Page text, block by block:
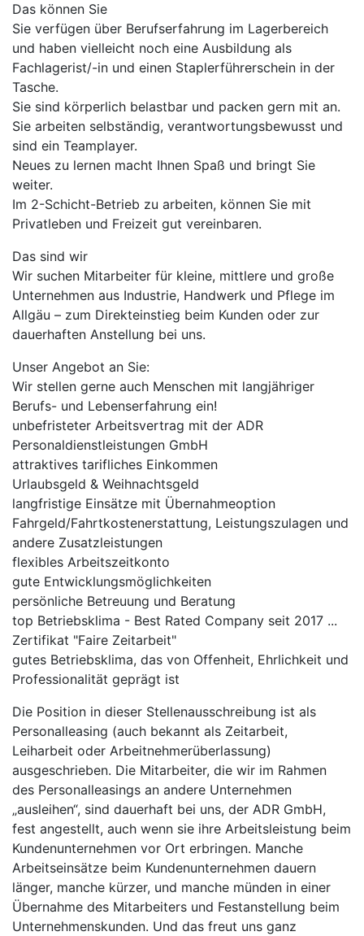
Das können Sie
Sie verfügen über Berufserfahrung im Lagerbereich
und haben vielleicht noch eine Ausbildung als
Fachlagerist/-in und einen Staplerführerschein in der
Tasche.
Sie sind körperlich belastbar und packen gern mit an.
Sie arbeiten selbständig, verantwortungsbewusst und
sind ein Teamplayer.
Neues zu lernen macht Ihnen Spaß und bringt Sie
weiter.
Im 2-Schicht-Betrieb zu arbeiten, können Sie mit
Privatleben und Freizeit gut vereinbaren.
Das sind wir
Wir suchen Mitarbeiter für kleine, mittlere und große
Unternehmen aus Industrie, Handwerk und Pflege im
Allgäu – zum Direkteinstieg beim Kunden oder zur
dauerhaften Anstellung bei uns.
Unser Angebot an Sie:
Wir stellen gerne auch Menschen mit langjähriger
Berufs- und Lebenserfahrung ein!
unbefristeter Arbeitsvertrag mit der ADR
Personaldienstleistungen GmbH
attraktives tarifliches Einkommen
Urlaubsgeld & Weihnachtsgeld
langfristige Einsätze mit Übernahmeoption
Fahrgeld/Fahrtkostenerstattung, Leistungszulagen und
andere Zusatzleistungen
flexibles Arbeitszeitkonto
gute Entwicklungsmöglichkeiten
persönliche Betreuung und Beratung
top Betriebsklima - Best Rated Company seit 2017 ...
Zertifikat "Faire Zeitarbeit"
gutes Betriebsklima, das von Offenheit, Ehrlichkeit und
Professionalität geprägt ist
Die Position in dieser Stellenausschreibung ist als
Personalleasing (auch bekannt als Zeitarbeit,
Leiharbeit oder Arbeitnehmerüberlassung)
ausgeschrieben. Die Mitarbeiter, die wir im Rahmen
des Personalleasings an andere Unternehmen
„ausleihen“, sind dauerhaft bei uns, der ADR GmbH,
fest angestellt, auch wenn sie ihre Arbeitsleistung beim
Kundenunternehmen vor Ort erbringen. Manche
Arbeitseinsätze beim Kundenunternehmen dauern
länger, manche kürzer, und manche münden in einer
Übernahme des Mitarbeiters und Festanstellung beim
Unternehmenskunden. Und das freut uns ganz